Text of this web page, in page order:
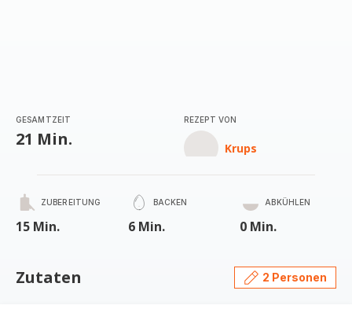
GESAMTZEIT
21 Min.
REZEPT VON
Krups
ZUBEREITUNG
15 Min.
BACKEN
6 Min.
ABKÜHLEN
0 Min.
Zutaten 2 Personen